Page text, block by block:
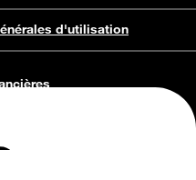
d'utilisation